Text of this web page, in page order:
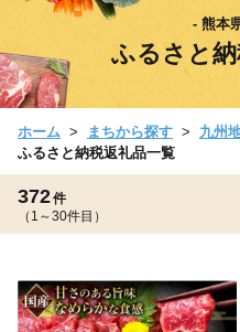
- 熊本
ふるさと
ホーム まちから探す 九州
ふるさと納税返礼品一覧
372件
（1～30件目）